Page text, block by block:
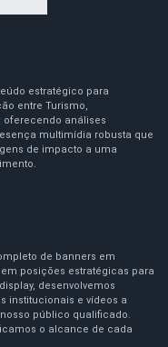
estratégico para
entre Turismo,
oferecendo análises
multimídia robusta que
de impacto a uma
de banners em
posições estratégicas para
desenvolvemos
institucionais e vídeos a
público qualificado.
o alcance de cada